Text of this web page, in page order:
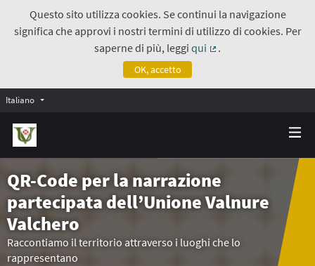
Questo sito utilizza cookies. Se continui la navigazione
significa che approvi i nostri termini di utilizzo di cookies. Per
saperne di più, leggiqui
.
OK, accetto
Italiano
QR-Code per la narrazione
partecipata dell’Unione Valnure
Valchero
Raccontiamo il territorio attraverso i luoghi che lo
rappresentano